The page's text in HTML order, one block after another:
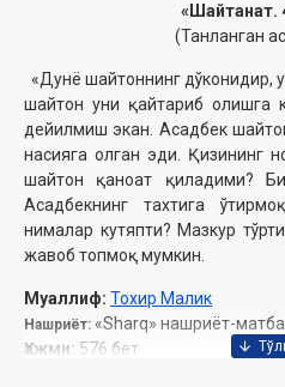
«Шайтанат.
(Танланган
«Дунё шайтоннинг дўконидир,
шайтон уни қайтариб олишга
дейилмиш экан. Асадбек
насияга олган эди. Қизининг
шайтон қаноат қиладими?
Асадбекнинг тахтига
нималар кутяпти? Мазкур
жавоб топмоқ мумкин.
Муаллиф: Тохир Малик
Нашриёт: «Sharq» нашриёт-
Ҳажми: 576 бет‎